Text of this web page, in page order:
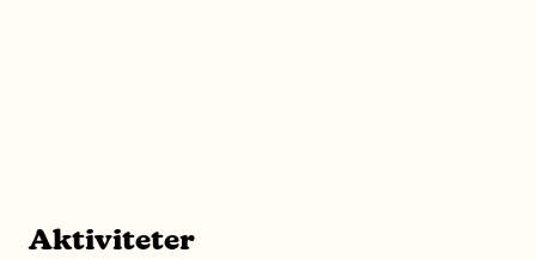
Aktiviteter